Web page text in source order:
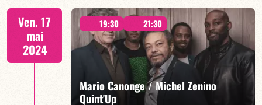
19H00 - EP "Lanmityé"
EN SAVOIR PLUS
Ven. 17
mai
2024
19:30 21:30
Mario Canonge / Michel Zenino
Quint'Up